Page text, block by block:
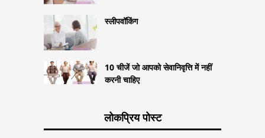
स्लीपवॉकिंग
10 चीजें जो आपको सेवानिवृत्ति में नहीं
करनी चाहिए
लोकप्रिय पोस्ट